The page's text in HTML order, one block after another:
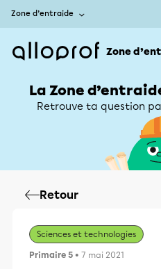
Zone d’entraide
Zone
La Zone
Retrouve ta question
Retour
Sciences et technologies
Primaire 5 • 7 mai 2021